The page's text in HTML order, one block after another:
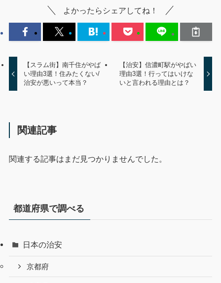
よかったらシェアしてね！
【スラム街】南千住がやば
い理由3選！住みたくない/
治安が悪いって本当？
【治安】信濃町駅がやばい
理由3選！行ってはいけな
いと言われる理由とは？
関連記事
関連する記事はまだ見つかりませんでした。
都道府県で調べる
日本の治安
京都府